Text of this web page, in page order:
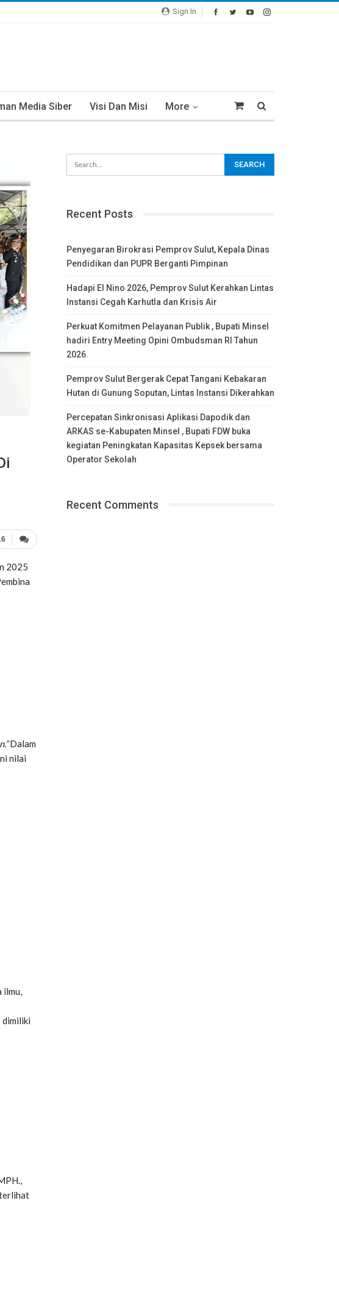
Sign In
Media Siber Visi Dan Misi More
2025
Dalam
nilai
ilmu,
dimiliki
terlihat
Recent Posts
Penyegaran Birokrasi Pemprov Sulut, Kepala Dinas
Pendidikan dan PUPR Berganti Pimpinan
Hadapi El Nino 2026, Pemprov Sulut Kerahkan Lintas
Instansi Cegah Karhutla dan Krisis Air
Perkuat Komitmen Pelayanan Publik , Bupati Minsel
hadiri Entry Meeting Opini Ombudsman RI Tahun
2026.
Pemprov Sulut Bergerak Cepat Tangani Kebakaran
Hutan di Gunung Soputan, Lintas Instansi Dikerahkan
Percepatan Sinkronisasi Aplikasi Dapodik dan
ARKAS se-Kabupaten Minsel , Bupati FDW buka
kegiatan Peningkatan Kapasitas Kepsek bersama
Operator Sekolah
Recent Comments